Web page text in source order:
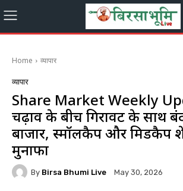
Home व्यापार
व्यापार
Share Market Weekly
चढ़ाव के बीच गिरावट के साथ
बाजार, स्मॉलकैप और मिडकैप
मुनाफा
By Birsa Bhumi Live May 30, 2026